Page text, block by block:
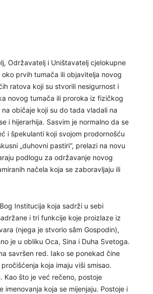
Održavatelj i Uništavatelj cjelokupne
prvih tumača ili objavitelja novog
ratova koji su stvorili nesigurnost i
novog tumača ili proroka iz fizičkog
običaje koji su do tada vladali na
i hijerarhija. Sasvim je normalno da se
i špekulanti koji svojom prodornošću
„duhovni pastiri“, prelazi na novu
podlogu za održavanje novog
načela koja se zaboravljaju ili
Institucija koja sadrži u sebi
i tri funkcije koje proizlaze iz
(njega je stvorio sâm Gospodin),
je u obliku Oca, Sina i Duha Svetoga.
savršen red. Iako se ponekad čine
koja imaju viši smisao.
Kao što je već rečeno, postoje
koja se mijenjaju. Postoje i